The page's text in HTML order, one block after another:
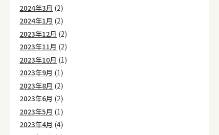
2024年3月 (2)
2024年1月 (2)
2023年12月 (2)
2023年11月 (2)
2023年10月 (1)
2023年9月 (1)
2023年8月 (2)
2023年6月 (2)
2023年5月 (1)
2023年4月 (4)